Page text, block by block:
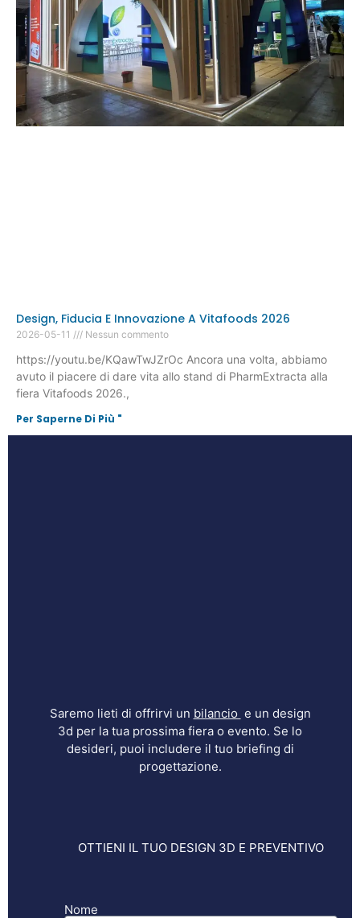
Design, Fiducia E Innovazione A Vitafoods 2026
2026-05-11 Nessun commento
https://youtu.be/KQawTwJZrOc Ancora una volta, abbiamo
avuto il piacere di dare vita allo stand di PharmExtracta alla
fiera Vitafoods 2026.,
Per Saperne Di Più "
Saremo lieti di offrirvi un bilancio e un design
3d per la tua prossima fiera o evento. Se lo
desideri, puoi includere il tuo briefing di
progettazione.
OTTIENI IL TUO DESIGN 3D E PREVENTIVO
Nome